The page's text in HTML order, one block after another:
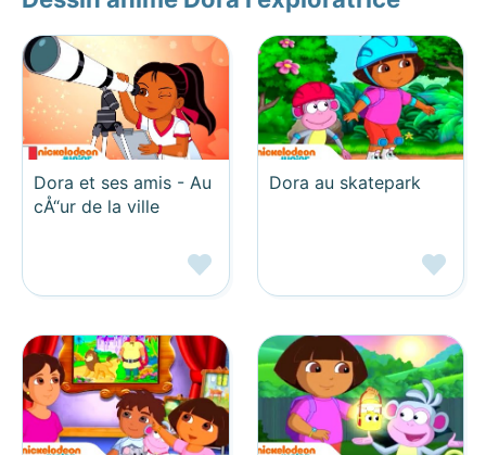
Dora et ses amis - Au
cÅ“ur de la ville
Dora au skatepark